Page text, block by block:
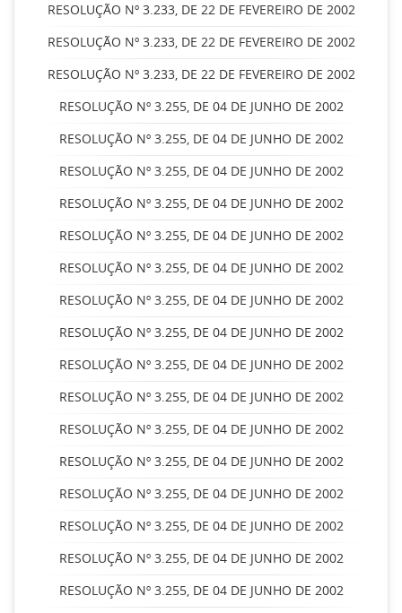
RESOLUÇÃO Nº 3.233, DE 22 DE FEVEREIRO DE 2002
RESOLUÇÃO Nº 3.233, DE 22 DE FEVEREIRO DE 2002
RESOLUÇÃO Nº 3.233, DE 22 DE FEVEREIRO DE 2002
RESOLUÇÃO Nº 3.255, DE 04 DE JUNHO DE 2002
RESOLUÇÃO Nº 3.255, DE 04 DE JUNHO DE 2002
RESOLUÇÃO Nº 3.255, DE 04 DE JUNHO DE 2002
RESOLUÇÃO Nº 3.255, DE 04 DE JUNHO DE 2002
RESOLUÇÃO Nº 3.255, DE 04 DE JUNHO DE 2002
RESOLUÇÃO Nº 3.255, DE 04 DE JUNHO DE 2002
RESOLUÇÃO Nº 3.255, DE 04 DE JUNHO DE 2002
RESOLUÇÃO Nº 3.255, DE 04 DE JUNHO DE 2002
RESOLUÇÃO Nº 3.255, DE 04 DE JUNHO DE 2002
RESOLUÇÃO Nº 3.255, DE 04 DE JUNHO DE 2002
RESOLUÇÃO Nº 3.255, DE 04 DE JUNHO DE 2002
RESOLUÇÃO Nº 3.255, DE 04 DE JUNHO DE 2002
RESOLUÇÃO Nº 3.255, DE 04 DE JUNHO DE 2002
RESOLUÇÃO Nº 3.255, DE 04 DE JUNHO DE 2002
RESOLUÇÃO Nº 3.255, DE 04 DE JUNHO DE 2002
RESOLUÇÃO Nº 3.255, DE 04 DE JUNHO DE 2002